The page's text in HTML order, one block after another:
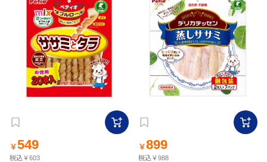
￥549
税込￥603
￥899
税込￥988